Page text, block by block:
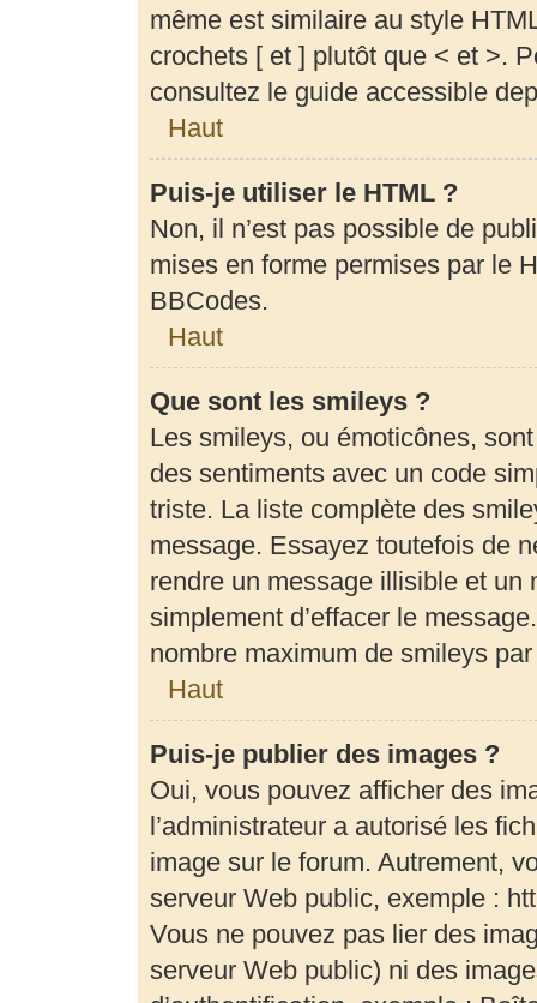
même est similaire au style
crochets [ et ] plutôt que < et >.
consultez le guide accessible
Haut
Puis-je utiliser le HTML ?
Non, il n’est pas possible de
mises en forme permises par le
BBCodes.
Haut
Que sont les smileys ?
Les smileys, ou émoticônes,
des sentiments avec un code
triste. La liste complète des
message. Essayez toutefois de
rendre un message illisible et un
simplement d’effacer le
nombre maximum de smileys
Haut
Puis-je publier des images ?
Oui, vous pouvez afficher des
l’administrateur a autorisé les
image sur le forum. Autrement,
serveur Web public, exemple :
Vous ne pouvez pas lier des
serveur Web public) ni des